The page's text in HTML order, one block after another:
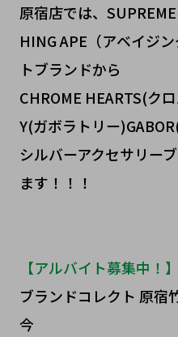
原宿店では、
HING APE（アベイジ
トブランドから
CHROME HEARTS(ク
Y(ガボラトリー
シルバーアクセサリー
ます！！！
【アルバイト募集中！】
ブランドコレクト 原宿
今